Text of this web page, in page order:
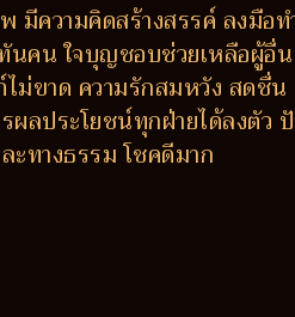
ความคิดสร้างสรรค์ ลงมือท
นคน ใจบุญชอบช่วยเหลือผู้อื่น
ม่ขาด ความรักสมหวัง สดชื่
รผลประโยชน์ทุกฝ่ายได้ลงตั
ะทางธรรม โชคดีมาก